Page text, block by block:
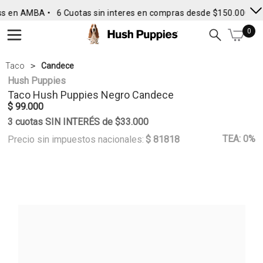
en AMBA • 6 Cuotas sin interes en compras desde $150.000 •
0
Taco Candece
Hush Puppies
Taco Hush Puppies Negro Candece
$ 99.000
3 cuotas SIN INTERÉS de $33.000
Precio sin impuestos nacionales: $ 81818 TEA: 0%